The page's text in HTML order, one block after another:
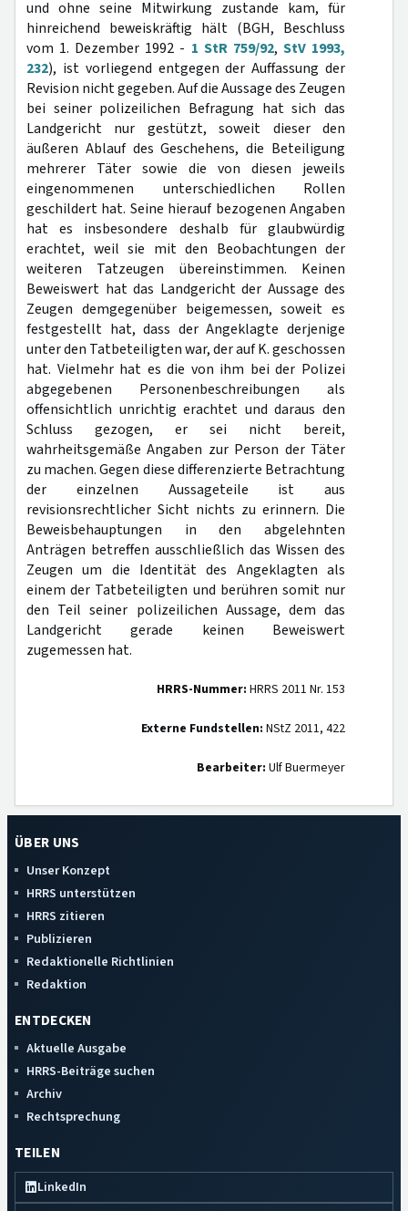
und ohne seine Mitwirkung zustande kam, für
hinreichend beweiskräftig hält (BGH, Beschluss
vom 1. Dezember 1992 - 1 StR 759/92, StV 1993,
232), ist vorliegend entgegen der Auffassung der
Revision nicht gegeben. Auf die Aussage des Zeugen
bei seiner polizeilichen Befragung hat sich das
Landgericht nur gestützt, soweit dieser den
äußeren Ablauf des Geschehens, die Beteiligung
mehrerer Täter sowie die von diesen jeweils
eingenommenen unterschiedlichen Rollen
geschildert hat. Seine hierauf bezogenen Angaben
hat es insbesondere deshalb für glaubwürdig
erachtet, weil sie mit den Beobachtungen der
weiteren Tatzeugen übereinstimmen. Keinen
Beweiswert hat das Landgericht der Aussage des
Zeugen demgegenüber beigemessen, soweit es
festgestellt hat, dass der Angeklagte derjenige
unter den Tatbeteiligten war, der auf K. geschossen
hat. Vielmehr hat es die von ihm bei der Polizei
abgegebenen Personenbeschreibungen als
offensichtlich unrichtig erachtet und daraus den
Schluss gezogen, er sei nicht bereit,
wahrheitsgemäße Angaben zur Person der Täter
zu machen. Gegen diese differenzierte Betrachtung
der einzelnen Aussageteile ist aus
revisionsrechtlicher Sicht nichts zu erinnern. Die
Beweisbehauptungen in den abgelehnten
Anträgen betreffen ausschließlich das Wissen des
Zeugen um die Identität des Angeklagten als
einem der Tatbeteiligten und berühren somit nur
den Teil seiner polizeilichen Aussage, dem das
Landgericht gerade keinen Beweiswert
zugemessen hat.
HRRS-Nummer: HRRS 2011 Nr. 153
Externe Fundstellen: NStZ 2011, 422
Bearbeiter: Ulf Buermeyer
ÜBER UNS
Unser Konzept
HRRS unterstützen
HRRS zitieren
Publizieren
Redaktionelle Richtlinien
Redaktion
ENTDECKEN
Aktuelle Ausgabe
HRRS-Beiträge suchen
Archiv
Rechtsprechung
TEILEN
LinkedIn